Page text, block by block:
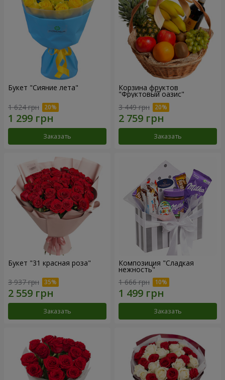
Букет "Сияние лета"
1 624 грн
Заказать
Корзина фруктов
"Фруктовый оазис"
3 449 грн
Заказать
Букет "31 красная роза"
3 937 грн
Заказать
Композиция "Сладкая
нежность"
1 666 грн
Заказать